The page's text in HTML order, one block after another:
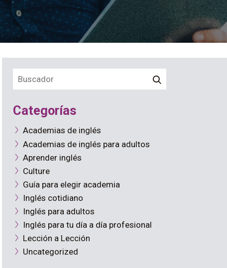
Categorías
Academias de inglés
Academias de inglés para adultos
Aprender inglés
Culture
Guía para elegir academia
Inglés cotidiano
Inglés para adultos
Inglés para tu día a día profesional
Lección a Lección
Uncategorized